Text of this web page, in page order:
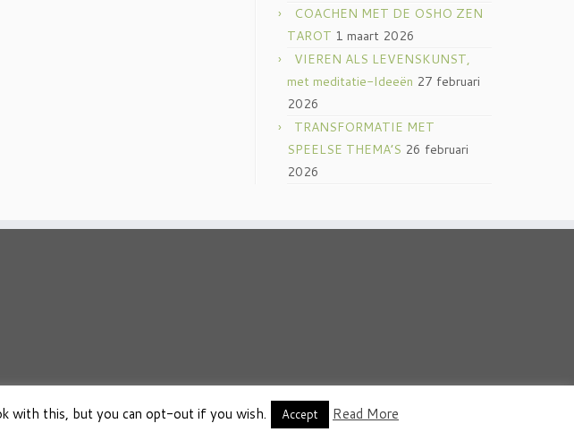
COACHEN MET DE OSHO ZEN
TAROT 1 maart 2026
VIEREN ALS LEVENSKUNST,
met meditatie-Ideeën 27 februari
2026
TRANSFORMATIE MET
SPEELSE THEMA’S 26 februari
2026
·Ontworpen met deCustomizr thema ·
with this, but you can opt-out if you wish. Accept Read More